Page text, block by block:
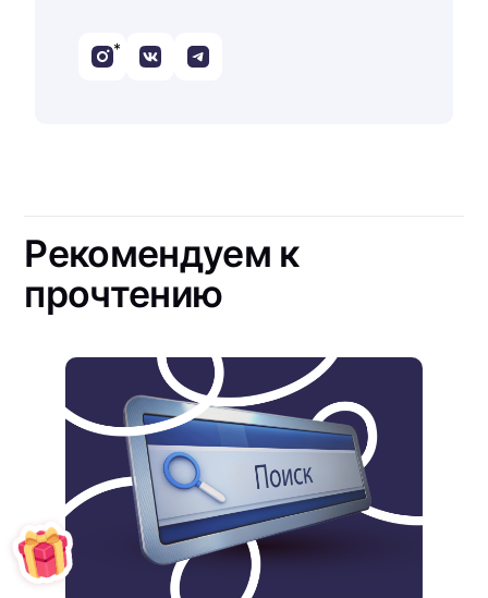
*
Рекомендуем к
прочтению